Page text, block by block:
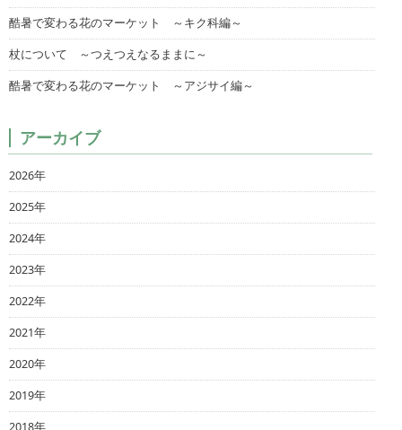
酷暑で変わる花のマーケット ～キク科編～
杖について ～つえつえなるままに～
酷暑で変わる花のマーケット ～アジサイ編～
アーカイブ
2026年
2025年
2024年
2023年
2022年
2021年
2020年
2019年
2018年